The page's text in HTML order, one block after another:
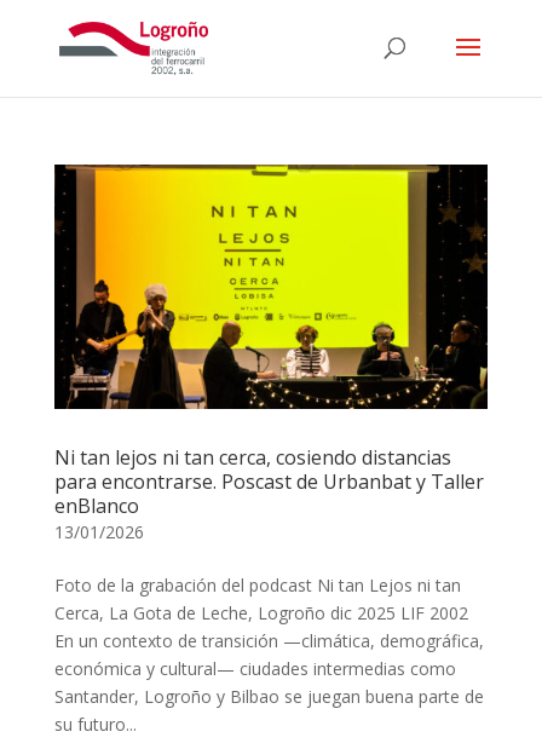
Ni tan lejos ni tan cerca, cosiendo distancias
para encontrarse. Poscast de Urbanbat y Taller
enBlanco
13/01/2026
Foto de la grabación del podcast Ni tan Lejos ni tan
Cerca, La Gota de Leche, Logroño dic 2025 LIF 2002
En un contexto de transición —climática, demográfica,
económica y cultural— ciudades intermedias como
Santander, Logroño y Bilbao se juegan buena parte de
su futuro...